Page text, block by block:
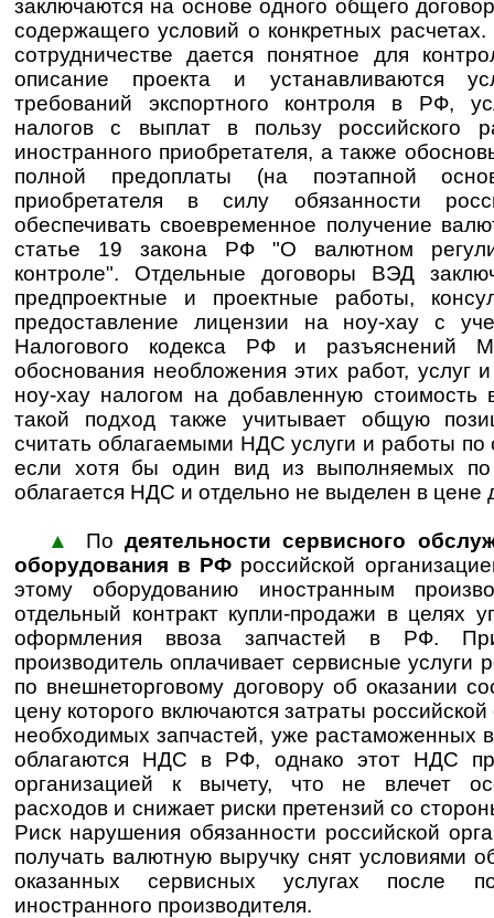
заключаются на основе одного общего
содержащего условий о конкретных
сотрудничестве дается понятное для
описание проекта и устанавливаются
требований экспортного контроля в РФ,
налогов с выплат в пользу российского
иностранного приобретателя, а также
полной предоплаты (на поэтапной
приобретателя в силу обязанности
обеспечивать своевременное получение
статье 19 закона РФ "О валютном
контроле". Отдельные договоры ВЭД
предпроектные и проектные работы,
предоставление лицензии на ноу-хау с
Налогового кодекса РФ и
обоснования необложения этих работ, услуг
ноу-хау налогом на добавленную
такой подход также учитывает общую
считать облагаемыми НДС услуги и работы
если хотя бы один вид из выполняемых
облагается НДС и отдельно не выделен в цене
▲ Подеятельности сервисного
оборудования в РФ российской
этому оборудованию иностранным
отдельный контракт купли-продажи в целях
оформления ввоза запчастей в РФ.
производитель оплачивает сервисные услуги
по внешнеторговому договору об оказании
цену которого включаются затраты российской
необходимых запчастей, уже растаможенных
облагаются НДС в РФ, однако этот НДС
организацией к вычету, что не влечет
расходов и снижает риски претензий со
Риск нарушения обязанности российской
получать валютную выручку снят условиями
оказанных сервисных услугах после
иностранного производителя.